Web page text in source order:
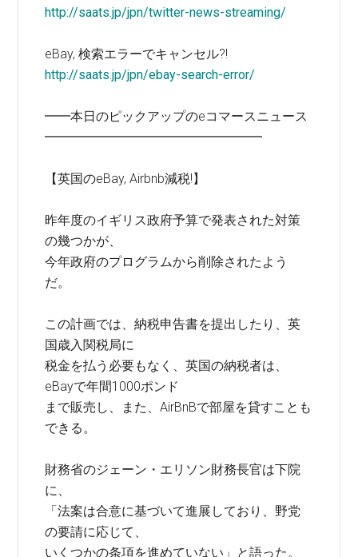
http://saats.jp/jpn/twitter-news-streaming/
eBay, 検索エラーでキャンセル?!
http://saats.jp/jpn/ebay-search-error/
━━本日のピックアップのeコマースニュース
━━━━━━━━━━━━━━━━━
【英国のeBay, Airbnb減税!】
昨年度のイギリス政府予算で発表された対策
の幾つかが、
今年政府のプログラムから削除されたよう
だ。
この計画では、納税申告書を提出したり、英
国歳入関税局に
税金を払う必要もなく、英国の納税者は、
eBayで年間1000ポンド
まで販売し、また、AirBnBで部屋を貸すことも
できる。
財務省のジェーン・エリソン財務長官は下院
に、
「法案は合意に基づいて進展しており、野党
の要請に応じて、
いくつかの条項を進めていない」と語った。